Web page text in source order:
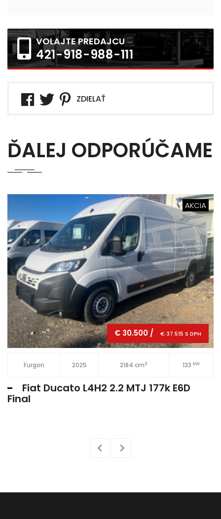
VOLAJTE PREDAJCU
421-918-988-111
ZDIELAŤ
ĎALEJ ODPORÚČAME
€ 30.500 / € 37.515 S DPH
AKCIA
Furgon 2025 2184 cm3 133 kW
Fiat Ducato L4H2 2.2 MTJ 177k E6D
Final